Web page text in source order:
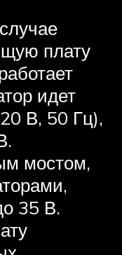
плату
идет
В, 50 Гц),
мостом,
35 В.